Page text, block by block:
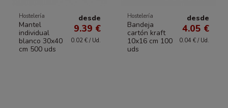
Hostelería
Mantel
individual
blanco 30x40
cm 500 uds
desde
9.39 €
0.02 € / Ud.
Hostelería
Bandeja
cartón kraft
10x16 cm 100
uds
desde
4.05 €
0.04 € / Ud.